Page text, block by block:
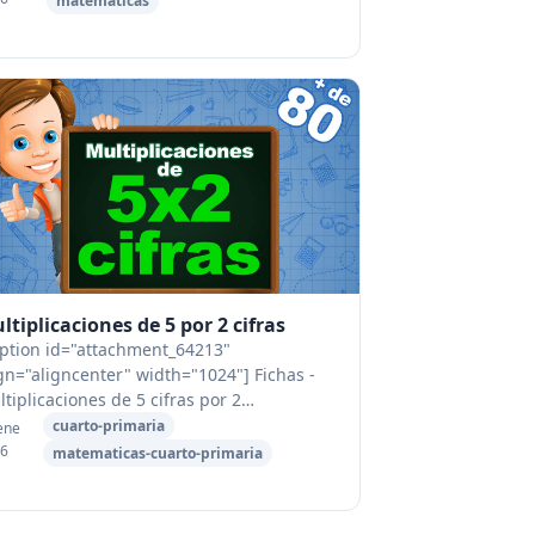
de 5 por 2 cifras
id="attachment_64213"
width="1024"] Fichas -
de 5 cifras por 2
caption] Descargate TODAS LAS
con más de 80 multiplicaciones de 5
cuarto-primaria
matematicas-cuarto-primaria